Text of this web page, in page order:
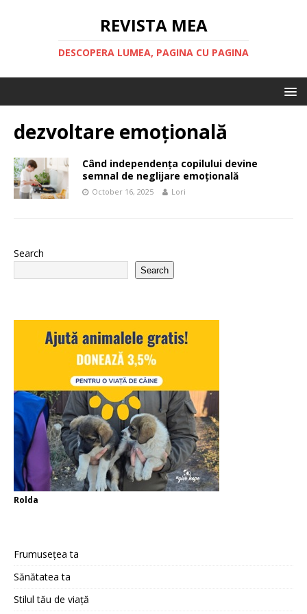
REVISTA MEA
DESCOPERA LUMEA, PAGINA CU PAGINA
dezvoltare emoțională
Când independența copilului devine
semnal de neglijare emoțională
October 16, 2025 Lori
Search
Search
Rolda
Frumusețea ta
Sănătatea ta
Stilul tău de viață